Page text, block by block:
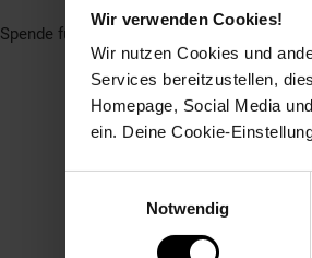
Wir verwenden Cookies!
Wir nutzen Cookies und
Services bereitzustellen,
Homepage, Social Media
ein. Deine Cookie-
Notwendig
Rund 1400 gemeinnützige
Spende für einen Verein in deiner Region,